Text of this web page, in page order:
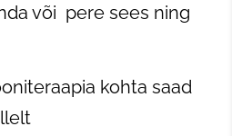
või pere sees ning
kohta saad